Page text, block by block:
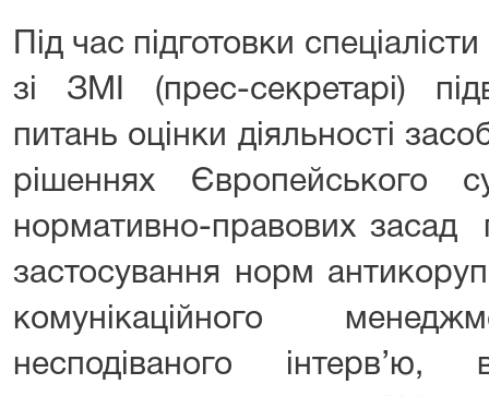
Під час підготовки
зі ЗМІ (прес-секретарі)
питань оцінки діяльності
рішеннях
нормативно-правових засад
застосування норм
комунікаційного
несподіваного інтерв’ю,